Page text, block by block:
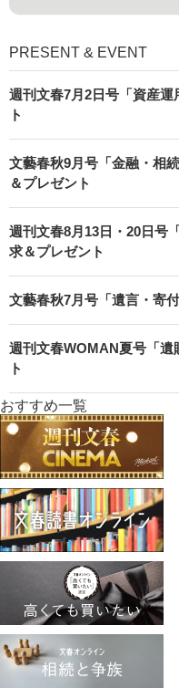
PRESENT & EVENT
週刊文春7月2日号「資産
ト
文藝春秋9月号「金融・相
＆プレゼント
週刊文春8月13日・20日号
求＆プレゼント
文藝春秋7月号「遺言・寄
週刊文春WOMAN夏号「遺
ト
おすすめ一覧